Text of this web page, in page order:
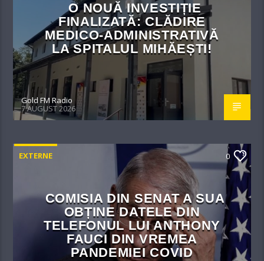
O NOUĂ INVESTIȚIE
FINALIZATĂ: CLĂDIRE
MEDICO-ADMINISTRATIVĂ
LA SPITALUL MIHĂEȘTI!​
Gold FM Radio
7 AUGUST 2026
EXTERNE 0
COMISIA DIN SENAT A SUA
OBȚINE DATELE DIN
TELEFONUL LUI ANTHONY
FAUCI DIN VREMEA
PANDEMIEI COVID